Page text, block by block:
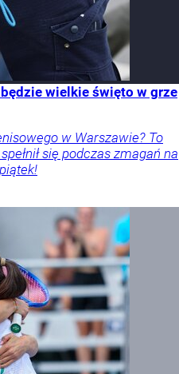
wielkie święto w grze
w Warszawie? To
się podczas zmagań na